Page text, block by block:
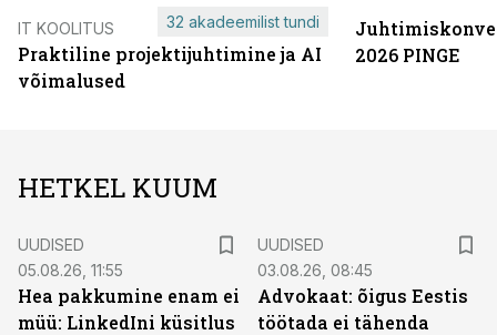
IT KOOLITUS
Praktiline projektijuhtimine ja AI
võimalused
32 akadeemilist tundi
2026 PINGE
HETKEL KUUM
UUDISED
05.08.26, 11:55
Hea pakkumine enam ei
müü: LinkedIni küsitlus
UUDISED
03.08.26, 08:45
Advokaat: õigus Eestis
töötada ei tähenda